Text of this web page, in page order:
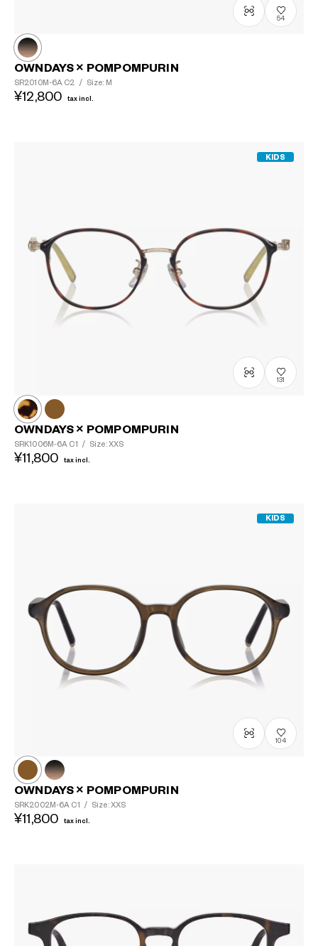
54
OWNDAYS × POMPOMPURIN
SR2010M-6A C2 / Size: M
¥12,800 tax incl.
KIDS
131
OWNDAYS × POMPOMPURIN
SRK1006M-6A C1 / Size: XXS
¥11,800 tax incl.
KIDS
104
OWNDAYS × POMPOMPURIN
SRK2002M-6A C1 / Size: XXS
¥11,800 tax incl.